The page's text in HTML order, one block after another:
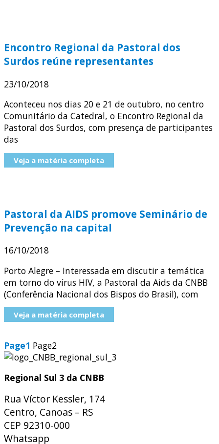
Encontro Regional da Pastoral dos
Surdos reúne representantes
23/10/2018
Aconteceu nos dias 20 e 21 de outubro, no centro
Comunitário da Catedral, o Encontro Regional da
Pastoral dos Surdos, com presença de participantes
das
Veja a matéria completa
Pastoral da AIDS promove Seminário de
Prevenção na capital
16/10/2018
Porto Alegre – Interessada em discutir a temática
em torno do vírus HIV, a Pastoral da Aids da CNBB
(Conferência Nacional dos Bispos do Brasil), com
Veja a matéria completa
Page1 Page2
Regional Sul 3 da CNBB
Rua Víctor Kessler, 174
Centro, Canoas – RS
CEP 92310-000
Whatsapp